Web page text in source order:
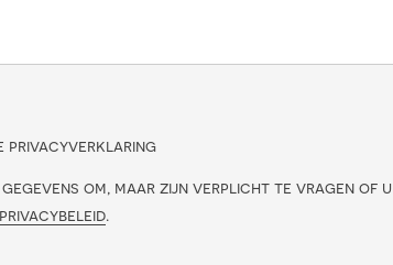
privacyverklaring
om, maar zijn verplicht te vragen of u
privacybeleid.